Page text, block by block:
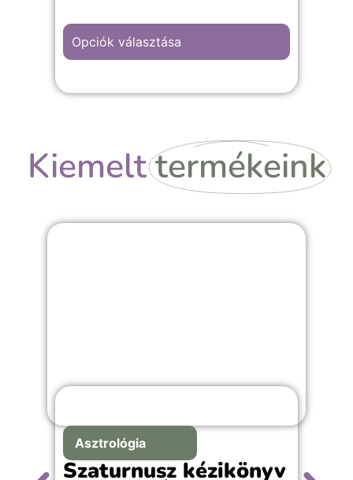
laikusoknak és szakmabelieknek
egyaránt.
Már könyv formátumban is elérhető
Opciók választása
Kiemelttermékeink
Asztrológia
Szaturnusz kézikönyv